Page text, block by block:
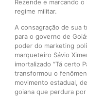
Rezende e marcando
regime militar.
A consagração de sua
para o governo de
poder do marketing
marqueteiro Sávio
imortalizado “Tá certo
transformou o
movimento estadual,
goiana que perdura